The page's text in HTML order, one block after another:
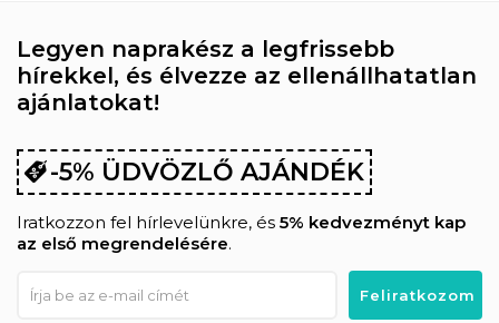
Legyen naprakész a legfrissebb
hírekkel, és élvezze az ellenállhatatlan
ajánlatokat!
-5% ÜDVÖZLŐ AJÁNDÉK
Iratkozzon fel hírlevelünkre, és 5% kedvezményt kap
az első megrendelésére.